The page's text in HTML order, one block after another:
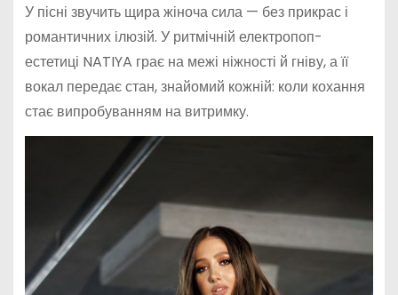
У пісні звучить щира жіноча сила — без прикрас і
романтичних ілюзій. У ритмічній електропоп-
естетиці NATIYA грає на межі ніжності й гніву, а її
вокал передає стан, знайомий кожній: коли кохання
стає випробуванням на витримку.